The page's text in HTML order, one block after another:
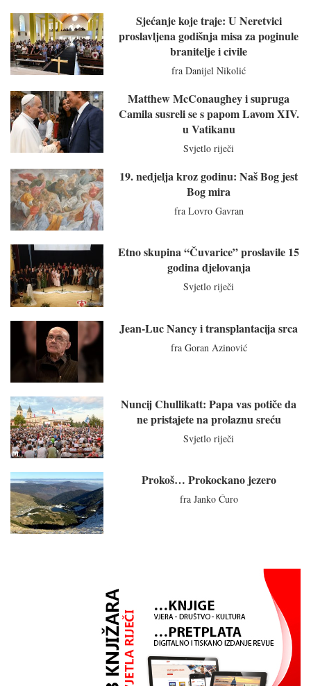
Sjećanje koje traje: U Neretvici
proslavljena godišnja misa za poginule
branitelje i civile
fra Danijel Nikolić
Matthew McConaughey i supruga
Camila susreli se s papom Lavom XIV.
u Vatikanu
Svjetlo riječi
19. nedjelja kroz godinu: Naš Bog jest
Bog mira
fra Lovro Gavran
Etno skupina “Čuvarice” proslavile 15
godina djelovanja
Svjetlo riječi
Jean-Luc Nancy i transplantacija srca
fra Goran Azinović
Nuncij Chullikatt: Papa vas potiče da
ne pristajete na prolaznu sreću
Svjetlo riječi
Prokoš… Prokockano jezero
fra Janko Ćuro